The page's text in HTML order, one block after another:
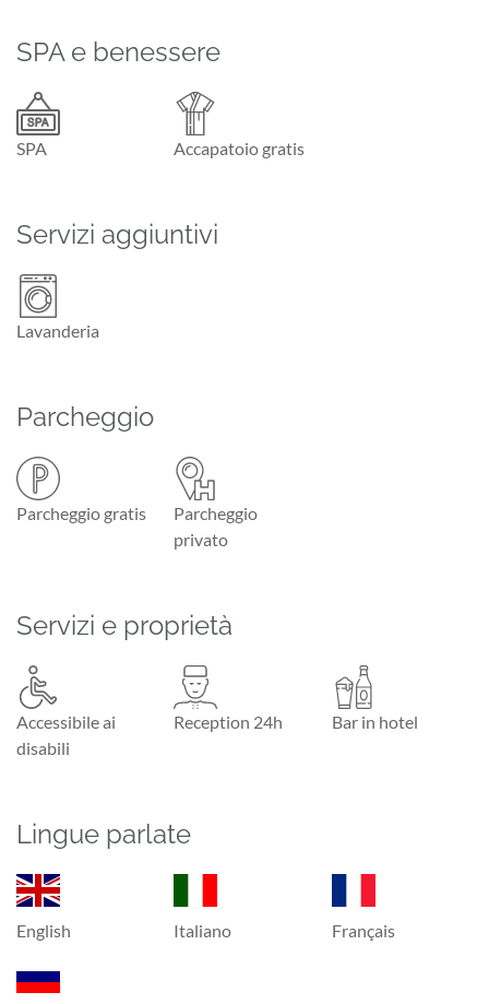
SPA e benessere
SPA Accapatoio gratis
Servizi aggiuntivi
Lavanderia
Parcheggio
Parcheggio gratis
Parcheggio
privato
Servizi e proprietà
Accessibile ai
disabili
Reception 24h Bar in hotel
Lingue parlate
English Italiano Français